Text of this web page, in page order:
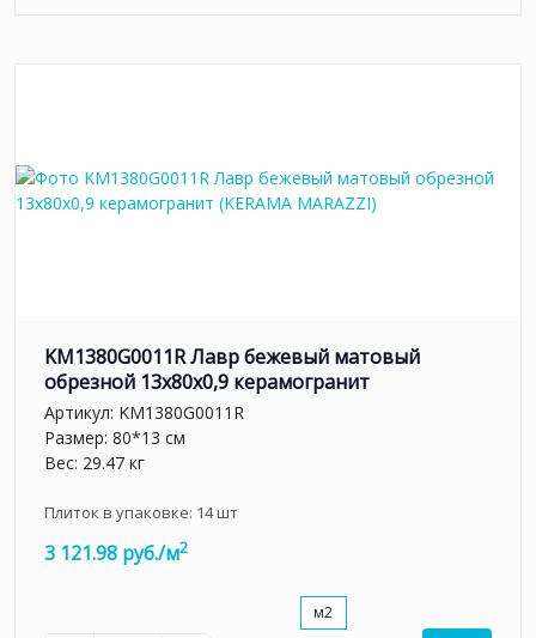
KM1380G0011R Лавр бежевый матовый
обрезной 13x80x0,9 керамогранит
Артикул: KM1380G0011R
Размер: 80*13 см
Вес: 29.47 кг
Плиток в упаковке: 14шт
3 121.98 руб./м2
м2